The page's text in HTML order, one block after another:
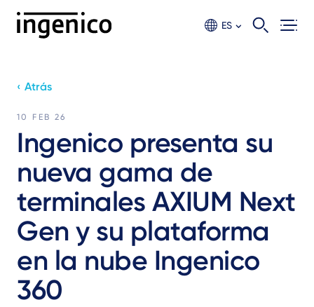
contento
ES
‹ Atrás
10 FEB 26
Ingenico presenta su
nueva gama de
terminales AXIUM Next
Gen y su plataforma
en la nube Ingenico
360